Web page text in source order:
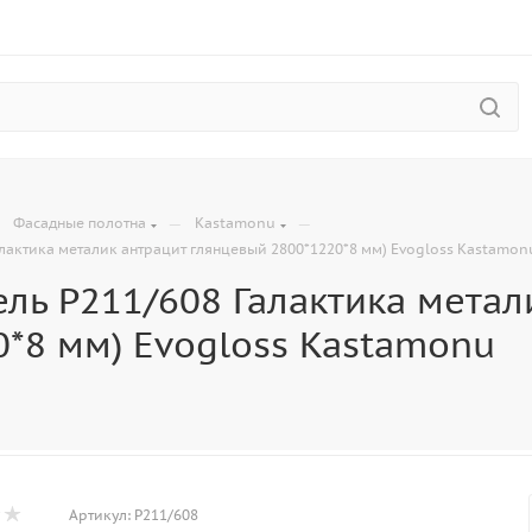
Фасадные полотна — Kastamonu —
металик антрацит глянцевый 2800*1220*8 мм) Evogloss
P211/608 Галактика
мм) Evogloss Kastamonu
Артикул: P211/608